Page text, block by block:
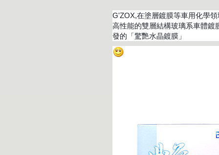
G'ZOX,在塗層鍍膜等車用化學
高性能的雙層結構玻璃系車體鍍
發的「驚艷水晶鍍膜」